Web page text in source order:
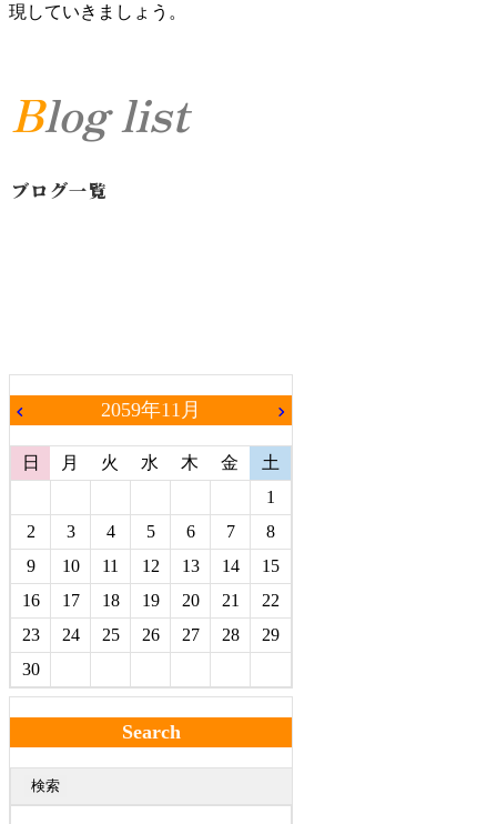
現していきましょう。
Blog list
ブログ一覧
chevron_left 2059年11月 chevron_right
日 月 火 水 木 金
土
1
2
3 4 5 6 7
8
9
10 11 12 13 14
15
16
17 18 19 20 21
22
23
24 25 26 27 28
29
30
Search
検索